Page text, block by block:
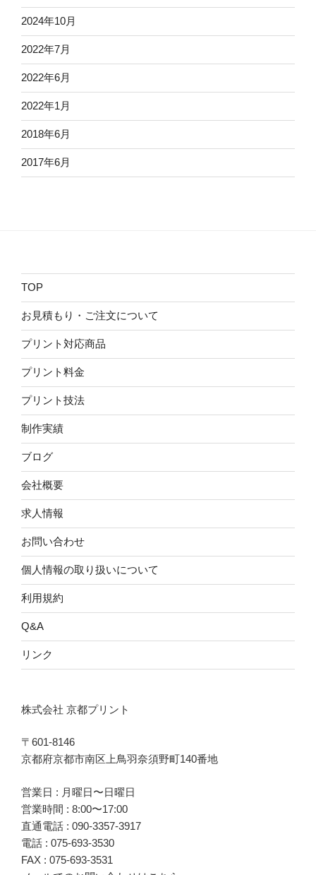
2024年10月
2022年7月
2022年6月
2022年1月
2018年6月
2017年6月
TOP
お見積もり・ご注文について
プリント対応商品
プリント料金
プリント技法
制作実績
ブログ
会社概要
求人情報
お問い合わせ
個人情報の取り扱いについて
利用規約
Q&A
リンク
株式会社 京都プリント
〒601-8146
京都府京都市南区上鳥羽奈須野町140番地
営業日 : 月曜日〜日曜日
営業時間 : 8:00〜17:00
直通電話 : 090-3357-3917
電話 : 075-693-3530
FAX : 075-693-3531